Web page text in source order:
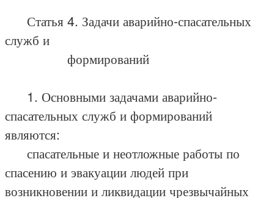
Статья 4. Задачи аварийно-спасательных
служб и
формирований
1. Основными задачами аварийно-
спасательных служб и формирований
являются:
спасательные и неотложные работы по
спасению и эвакуации людей при
возникновении и ликвидации чрезвычайных